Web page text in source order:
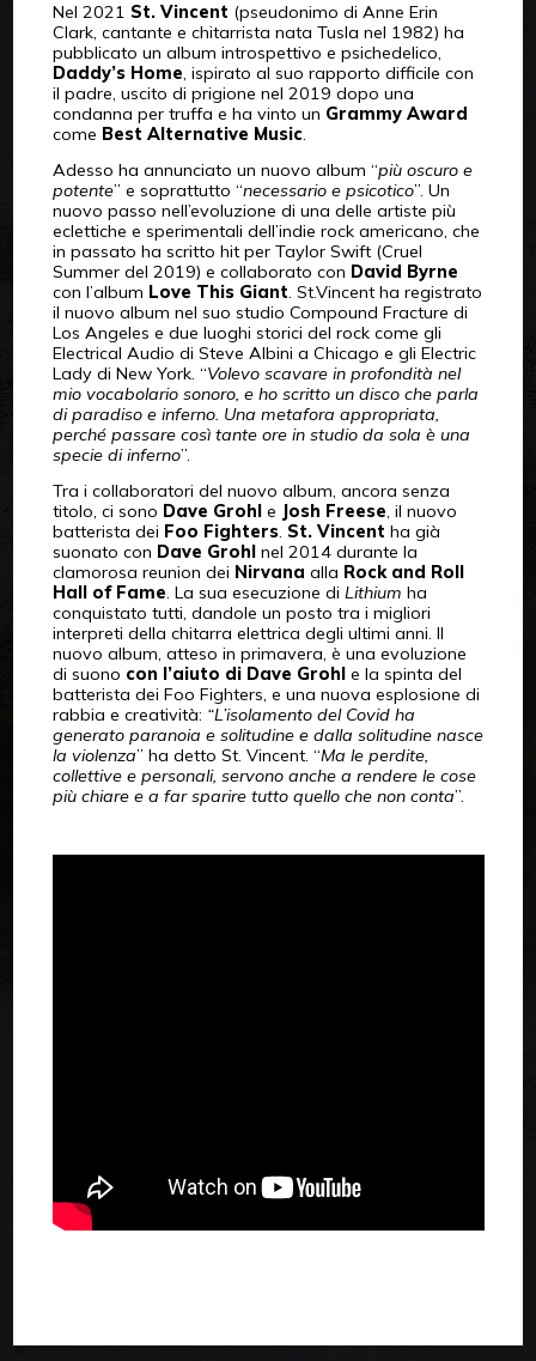
Nel 2021 St. Vincent (pseudonimo di Anne Erin
Clark, cantante e chitarrista nata Tusla nel 1982) ha
pubblicato un album introspettivo e psichedelico,
Daddy’s Home, ispirato al suo rapporto difficile con
il padre, uscito di prigione nel 2019 dopo una
condanna per truffa e ha vinto un Grammy Award
come Best Alternative Music.
Adesso ha annunciato un nuovo album “più oscuro e
potente” e soprattutto “necessario e psicotico”. Un
nuovo passo nell’evoluzione di una delle artiste più
eclettiche e sperimentali dell’indie rock americano, che
in passato ha scritto hit per Taylor Swift (Cruel
Summer del 2019) e collaborato con David Byrne
con l’album Love This Giant. St.Vincent ha registrato
il nuovo album nel suo studio Compound Fracture di
Los Angeles e due luoghi storici del rock come gli
Electrical Audio di Steve Albini a Chicago e gli Electric
Lady di New York. “Volevo scavare in profondità nel
mio vocabolario sonoro, e ho scritto un disco che parla
di paradiso e inferno. Una metafora appropriata,
perché passare così tante ore in studio da sola è una
specie di inferno”.
Tra i collaboratori del nuovo album, ancora senza
titolo, ci sono Dave Grohl e Josh Freese, il nuovo
batterista dei Foo Fighters. St. Vincent ha già
suonato con Dave Grohl nel 2014 durante la
clamorosa reunion dei Nirvana alla Rock and Roll
Hall of Fame. La sua esecuzione di Lithium ha
conquistato tutti, dandole un posto tra i migliori
interpreti della chitarra elettrica degli ultimi anni. Il
nuovo album, atteso in primavera, è una evoluzione
di suono con l’aiuto di Dave Grohl e la spinta del
batterista dei Foo Fighters, e una nuova esplosione di
rabbia e creatività: “L’isolamento del Covid ha
generato paranoia e solitudine e dalla solitudine nasce
la violenza” ha detto St. Vincent. “Ma le perdite,
collettive e personali, servono anche a rendere le cose
più chiare e a far sparire tutto quello che non conta”.